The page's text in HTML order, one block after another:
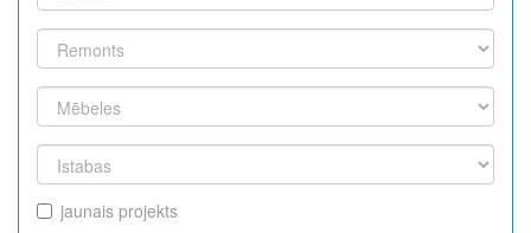
jaunais projekts